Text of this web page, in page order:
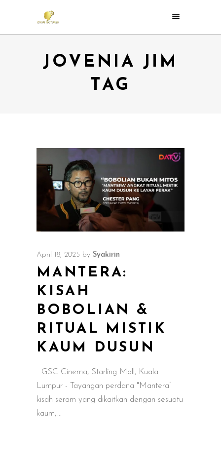
JOVENIA JIM
TAG
April 18, 2025 by Syakirin
MANTERA:
KISAH
BOBOLIAN &
RITUAL MISTIK
KAUM DUSUN
GSC Cinema, Starling Mall, Kuala
Lumpur - Tayangan perdana "Mantera”
kisah seram yang dikaitkan dengan sesuatu
kaum,